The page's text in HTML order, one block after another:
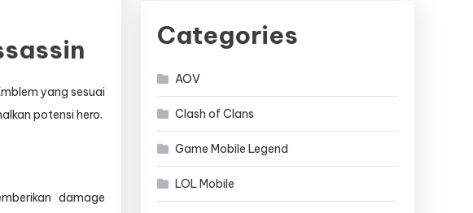
yang sesuai
potensi hero.
damage
Categories
AOV
Clash of Clans
Game Mobile Legend
LOL Mobile